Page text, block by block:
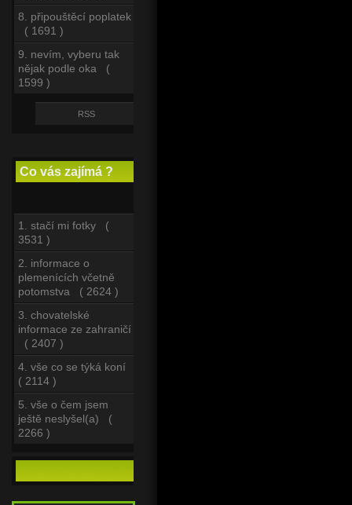
8. připouštěcí poplatek
( 1691 )
9. nevím, vyberu tak
nějak podle oka (
1599 )
RSS
Co vás zajímá ?
1. stačí mi fotky (
3531 )
2. informace o
plemenících včetně
potomstva ( 2624 )
3. chovatelské
informace ze zahraničí
( 2407 )
4. vše co se týká koní
( 2114 )
5. vše o čem jsem
ještě neslyšel(a) (
2266 )